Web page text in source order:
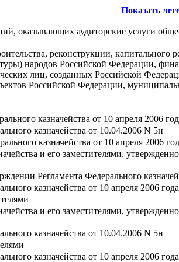
Показать
оказывающих аудиторские услуги
реконструкции, капитального
народов Российской Федерации,
лиц, созданных Российской
Российской Федерации,
казначейства от 10 апреля 2006
казначейства от 10.04.2006 N 5н
казначейства от 10 апреля 2006
и его заместителями,
Регламента Федерального
казначейства от 10 апреля 2006
и его заместителями,
казначейства от 10.04.2006 N 5н
казначейства от 10 апреля 2006